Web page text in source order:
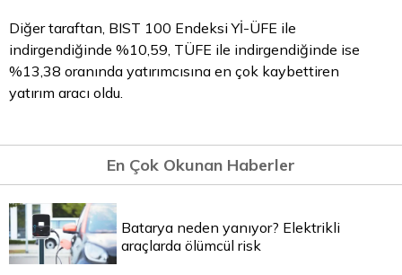
Diğer taraftan, BIST 100 Endeksi Yİ-ÜFE ile
indirgendiğinde %10,59, TÜFE ile indirgendiğinde ise
%13,38 oranında yatırımcısına en çok kaybettiren
yatırım aracı oldu.
En Çok Okunan Haberler
Batarya neden yanıyor? Elektrikli
araçlarda ölümcül risk